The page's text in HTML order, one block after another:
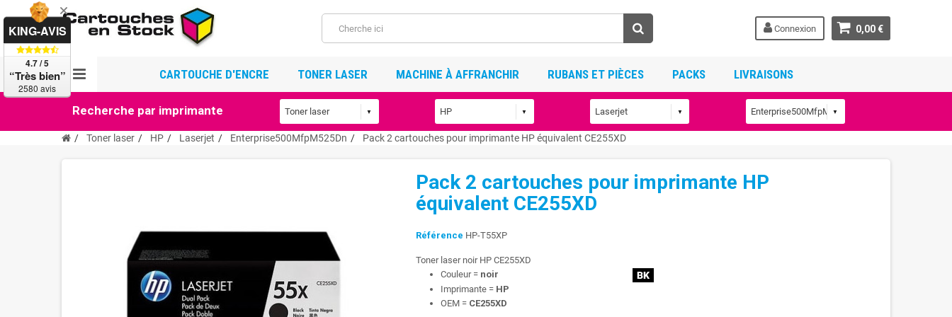
0,00 €
Connexion
CARTOUCHE D'ENCRE TONER LASER MACHINE À AFFRANCHIR RUBANS ET PIÈCES PACKS LIVRAISONS
Recherche par imprimante
Toner laser HP Laserjet Enterprise500MfpM525Dn Pack 2 cartouches pour imprimante HP équivalent CE255XD
Pack 2 cartouches pour imprimante HP
équivalent CE255XD
Référence HP-T55XP
Toner laser noir HP CE255XD
Couleur = noir
Imprimante = HP
OEM = CE255XD
KING-AVIS
4.7 / 5
“Très bien”
2580 avis